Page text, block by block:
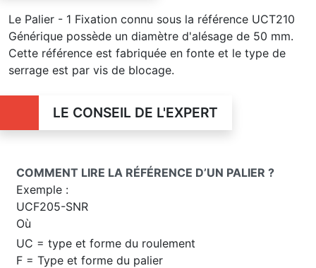
Le Palier - 1 Fixation connu sous la référence UCT210
Générique possède un diamètre d'alésage de 50 mm.
Cette référence est fabriquée en fonte et le type de
serrage est par vis de blocage.
LE CONSEIL DE L'EXPERT
COMMENT LIRE LA RÉFÉRENCE D’UN PALIER ?
Exemple :
UCF205-SNR
Où
UC = type et forme du roulement
F = Type et forme du palier